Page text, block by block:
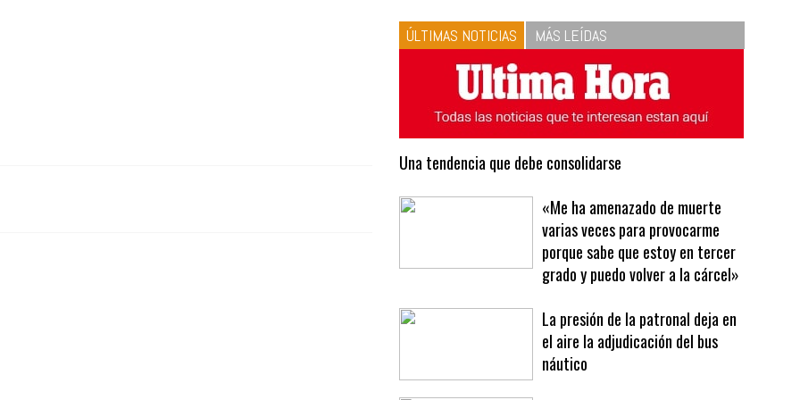
respeta las proporciones.
Recetas de vinagreta
ÚLTIMAS NOTICIAS MÁS LEÍDAS
Una tendencia que debe consolidarse
«Me ha amenazado de muerte
porque sabe que estoy en tercer
grado y puedo volver a la cárcel»